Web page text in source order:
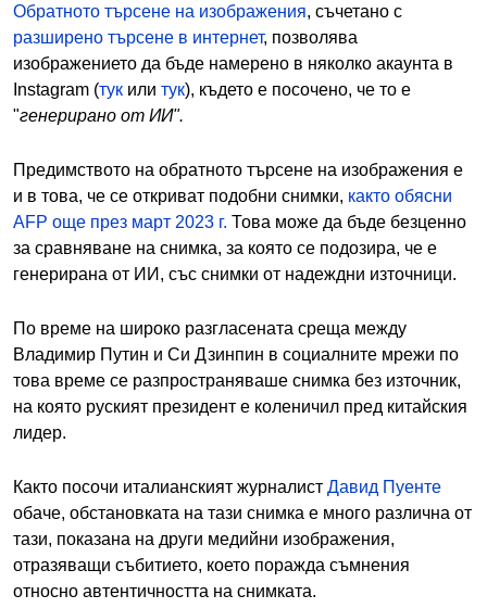
Обратното търсене на изображения, съчетано с
разширено търсене в интернет, позволява
изображението да бъде намерено в няколко акаунта в
Instagram (тук или тук), където е посочено, че то е
"генерирано от ИИ".
Предимството на обратното търсене на изображения е
и в това, че се откриват подобни снимки, както обясни
AFP още през март 2023 г. Това може да бъде безценно
за сравняване на снимка, за която се подозира, че е
генерирана от ИИ, със снимки от надеждни източници.
По време на широко разгласената среща между
Владимир Путин и Си Дзинпин в социалните мрежи по
това време се разпространяваше снимка без източник,
на която руският президент е коленичил пред китайския
лидер.
Както посочи италианският журналист Давид Пуенте
обаче, обстановката на тази снимка е много различна от
тази, показана на други медийни изображения,
отразяващи събитието, което поражда съмнения
относно автентичността на снимката.